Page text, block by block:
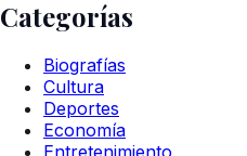
Categorías
Biografías
Cultura
Deportes
Economía